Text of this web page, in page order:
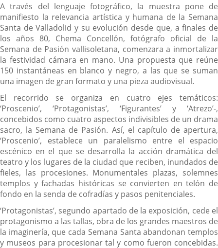
A través del lenguaje fotográfico, la muestra pone de
manifiesto la relevancia artística y humana de la Semana
Santa de Valladolid y su evolución desde que, a finales de
los años 80, Chema Concellón, fotógrafo oficial de la
Semana de Pasión vallisoletana, comenzara a inmortalizar
la festividad cámara en mano. Una propuesta que reúne
150 instantáneas en blanco y negro, a las que se suman
una imagen de gran formato y una pieza audiovisual.
El recorrido se organiza en cuatro ejes temáticos:
‘Proscenio’, ‘Protagonistas’, ‘Figurantes’ y ‘Atrezo’-,
concebidos como cuatro aspectos indivisibles de un drama
sacro, la Semana de Pasión. Así, el capítulo de apertura,
‘Proscenio’, establece un paralelismo entre el espacio
escénico en el que se desarrolla la acción dramática del
teatro y los lugares de la ciudad que reciben, inundados de
fieles, las procesiones. Monumentales plazas, solemnes
templos y fachadas históricas se convierten en telón de
fondo en la senda de cofradías y pasos penitenciales.
‘Protagonistas’, segundo apartado de la exposición, cede el
protagonismo a las tallas, obra de los grandes maestros de
la imaginería, que cada Semana Santa abandonan templos
y museos para procesionar tal y como fueron concebidas.